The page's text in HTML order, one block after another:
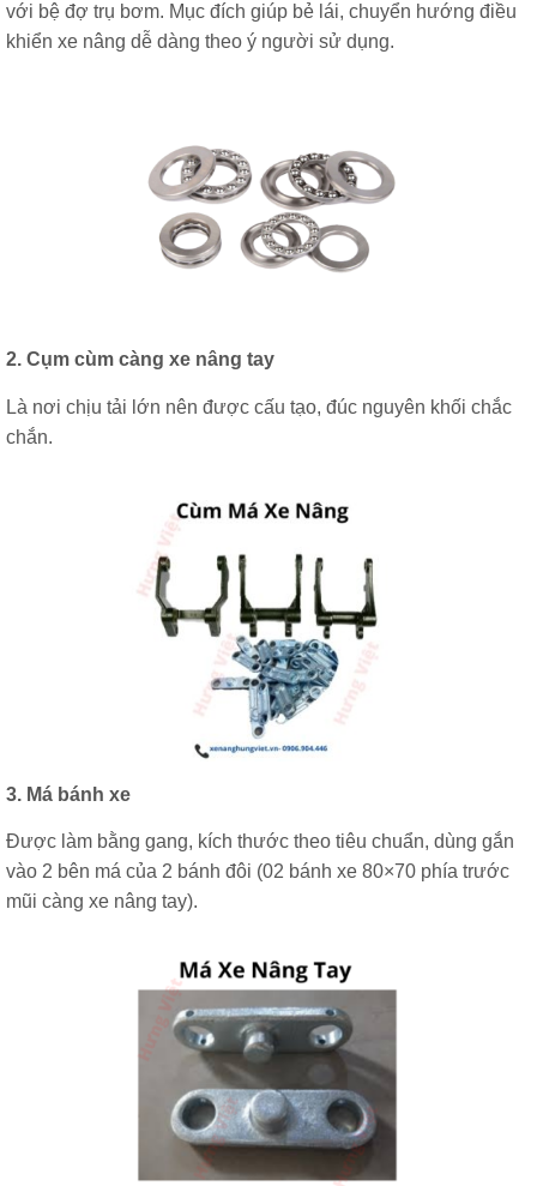
với bệ đợ trụ bơm. Mục đích giúp bẻ lái, chuyển hướng điều
khiển xe nâng dễ dàng theo ý người sử dụng.
2. Cụm cùm càng xe nâng tay
Là nơi chịu tải lớn nên được cấu tạo, đúc nguyên khối chắc
chắn.
3. Má bánh xe
Được làm bằng gang, kích thước theo tiêu chuẩn, dùng gắn
vào 2 bên má của 2 bánh đôi (02 bánh xe 80×70 phía trước
mũi càng xe nâng tay).